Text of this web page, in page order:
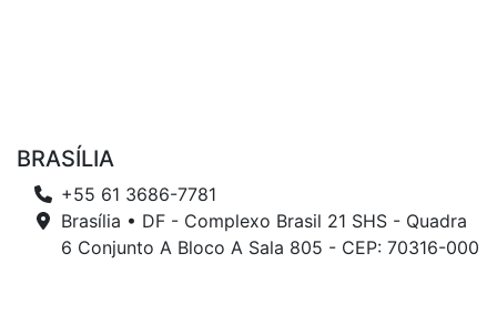
BRASÍLIA
+55 61 3686-7781
Brasília • DF - Complexo Brasil 21 SHS - Quadra
6 Conjunto A Bloco A Sala 805 - CEP: 70316-000